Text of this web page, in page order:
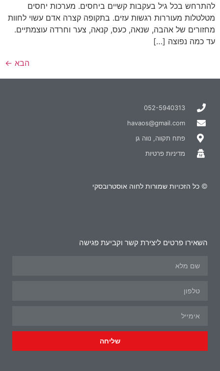
להתרחש בכל גיל בעקבות קשיים ביחסים. מערכות יחסים
מטלטלות מעוררות רגשות עזים. בתקופה קצרה אדם עשוי לחוות
מחזורים של אהבה, שנאה, כעס, קנאה, צער וחרדה עוצמתיים.
עד כמה נפוצה […]
הבא ←
052-5940313
havaos@gmail.com
פתח תקווה, נווה גן
מדיניות פרטיות
© כל הזכויות שמורות לחוה אוסטרובסקי
השאירו פרטים ליצירת קשר וקביעת פגישה
שליחה